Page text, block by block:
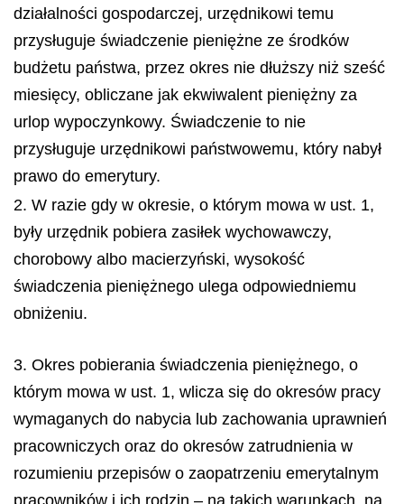
działalności gospodarczej, urzędnikowi temu
przysługuje świadczenie pieniężne ze środków
budżetu państwa, przez okres nie dłuższy niż sześć
miesięcy, obliczane jak ekwiwalent pieniężny za
urlop wypoczynkowy. Świadczenie to nie
przysługuje urzędnikowi państwowemu, który nabył
prawo do emerytury.
2. W razie gdy w okresie, o którym mowa w ust. 1,
były urzędnik pobiera zasiłek wychowawczy,
chorobowy albo macierzyński, wysokość
świadczenia pieniężnego ulega odpowiedniemu
obniżeniu.
3. Okres pobierania świadczenia pieniężnego, o
którym mowa w ust. 1, wlicza się do okresów pracy
wymaganych do nabycia lub zachowania uprawnień
pracowniczych oraz do okresów zatrudnienia w
rozumieniu przepisów o zaopatrzeniu emerytalnym
pracowników i ich rodzin – na takich warunkach, na